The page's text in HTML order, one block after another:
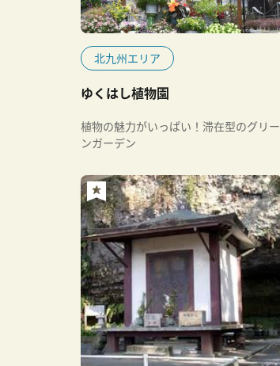
北九州エリア
ゆくはし植物園
植物の魅力がいっぱい！滞在型のグリー
ンガーデン